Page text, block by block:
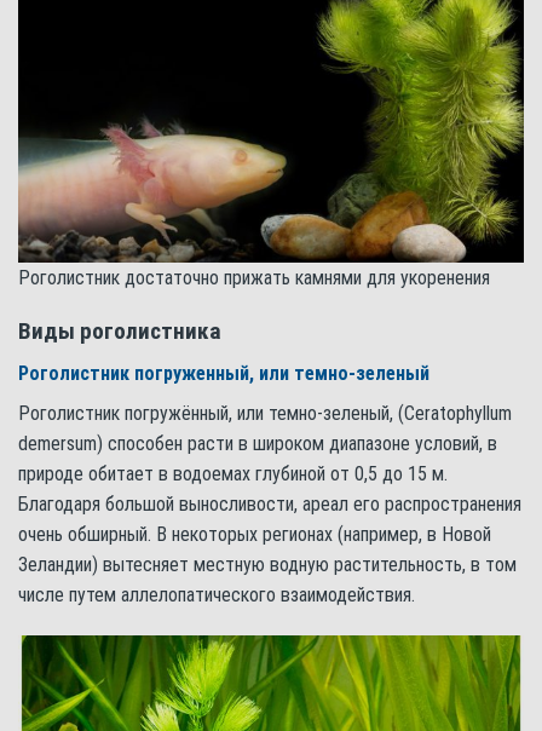
Роголистник достаточно прижать камнями для укоренения
Виды роголистника
Роголистник погруженный, или темно-зеленый
Роголистник погружённый, или темно-зеленый, (Ceratophyllum
demersum) способен расти в широком диапазоне условий, в
природе обитает в водоемах глубиной от 0,5 до 15 м.
Благодаря большой выносливости, ареал его распространения
очень обширный. В некоторых регионах (например, в Новой
Зеландии) вытесняет местную водную растительность, в том
числе путем аллелопатического взаимодействия.